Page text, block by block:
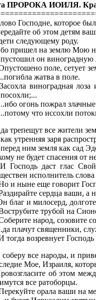
ПРОРОКА ИОИЛЯ.
Господне, которое
об этом детям
следующему роду.
пришел на землю Мою
он
поле, сетует
жатва в поле.
виноградная
огонь пожрал
что иссохли
трепещут все жители
утренняя заря
ним земля как сад
не будет спасения от
Господь даст глас
исполнитель
и ныне еще говорит
сердца ваши, а
благ и милосерд,
трубой на
народ, созовите
плачут священники,
тогда возревнует
все народы, и
Мое, Израиля,
об этом
все ратоборцы.
орала ваши на